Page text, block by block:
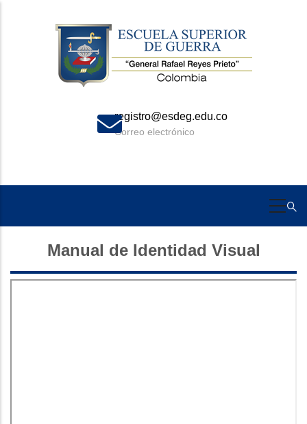
registro@esdeg.edu.co
Correo electrónico
Manual de Identidad Visual